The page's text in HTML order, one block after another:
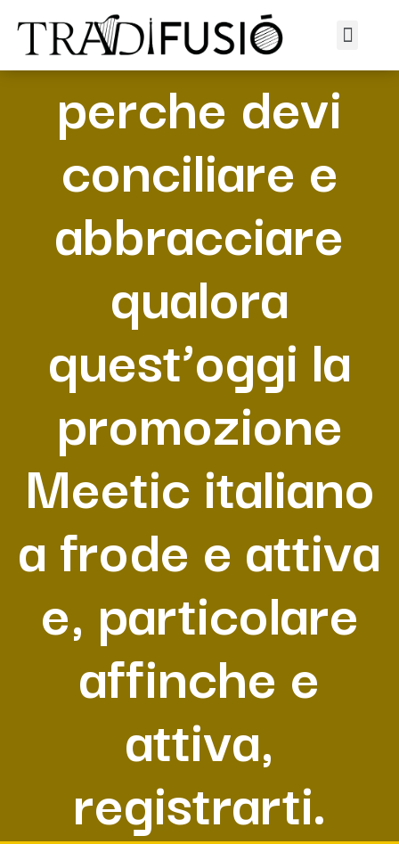
Totalmente cio
perche devi
conciliare e
abbracciare
qualora
quest’oggi la
promozione
Meetic italiano
a frode e attiva
e, particolare
affinche e
attiva,
registrarti.